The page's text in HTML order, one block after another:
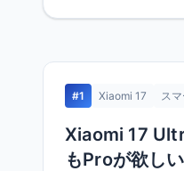
#1 Xiaomi 17 ス
Xiaomi 17
もProが欲し